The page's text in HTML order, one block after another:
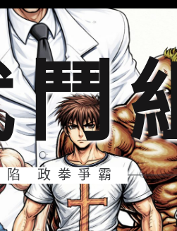
鬥
陷 政拳爭霸